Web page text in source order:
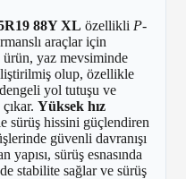
88Y XL özellikli P-
araçlar için
ürün, yaz mevsiminde
olup, özellikle
yol tutuşu ve
Yüksek hız
sürüş hissini güçlendiren
güvenli davranışı
sürüş esnasında
stabilite sağlar ve sürüş